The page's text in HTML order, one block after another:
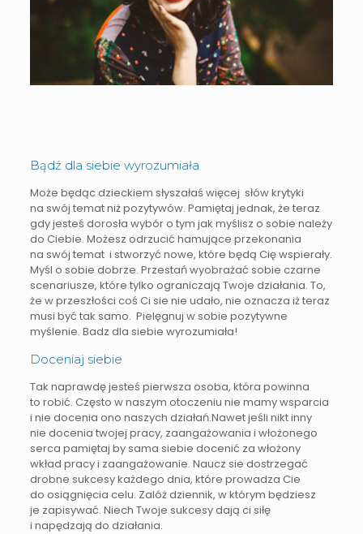
Bądź dla siebie wyrozumiała
Może będąc dzieckiem słyszałaś więcej słów krytyki
na swój temat niż pozytywów. Pamiętaj jednak, że teraz
gdy jesteś dorosła wybór o tym jak myślisz o sobie należy
do Ciebie. Możesz odrzucić hamujące przekonania
na swój temat i stworzyć nowe, które będą Cię wspierały.
Myśl o sobie dobrze. Przestań wyobrażać sobie czarne
scenariusze, które tylko ograniczają Twoje działania. To,
że w przeszłości coś Ci sie nie udało, nie oznacza iż teraz
musi być tak samo. Pielęgnuj w sobie pozytywne
myślenie. Badz dla siebie wyrozumiała!
Doceniaj siebie
Tak naprawdę jesteś pierwsza osoba, która powinna
to robić. Często w naszym otoczeniu nie mamy wsparcia
i nie docenia ono naszych działań.Nawet jeśli nikt inny
nie docenia twojej pracy, zaangażowania i włożonego
serca pamiętaj by sama siebie docenić za włożony
wkład pracy i zaangażowanie. Naucz sie dostrzegać
drobne sukcesy każdego dnia, które prowadza Cie
do osiągnięcia celu. Zalóż dziennik, w którym będziesz
je zapisywać. Niech Twoje sukcesy dają ci siłę
i napędzają do działania.